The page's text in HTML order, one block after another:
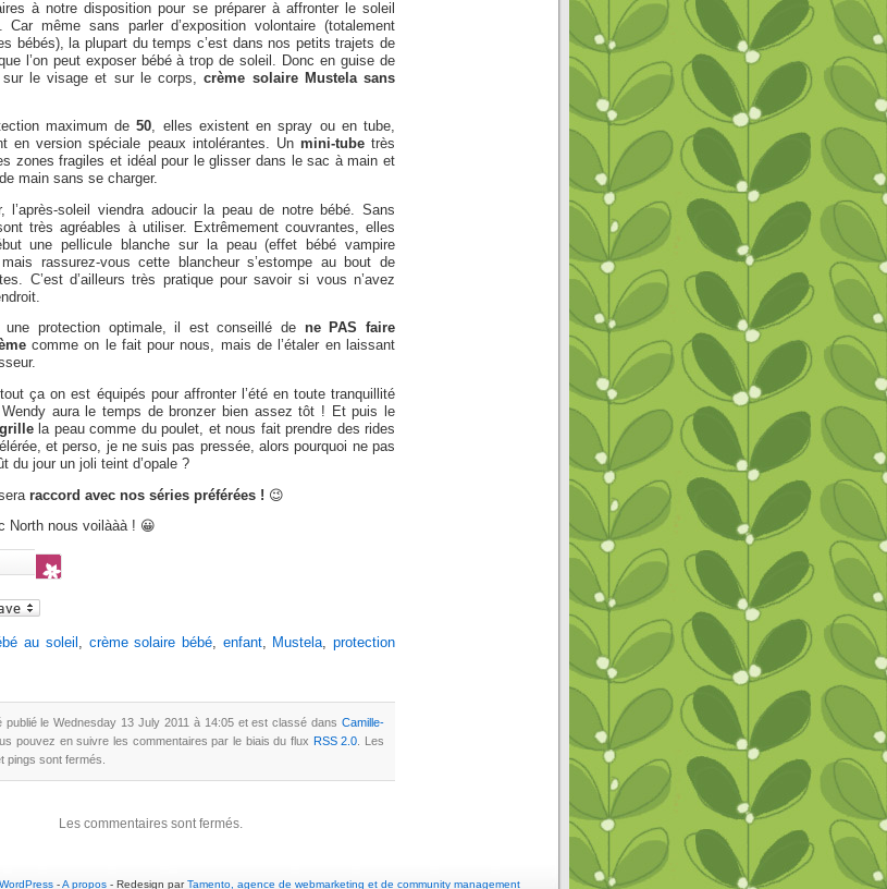
à notre disposition pour se préparer à affronter le soleil
même sans parler d’exposition volontaire (totalement
bébés), la plupart du temps c’est dans nos petits trajets de
l’on peut exposer bébé à trop de soleil. Donc en guise de
sur le visage et sur le corps,crème solaire Mustela sans
maximum de50, elles existent en spray ou en tube,
en version spéciale peaux intolérantes. Un mini-tubetrès
zones fragiles et idéal pour le glisser dans le sac à main et
main sans se charger.
l’après-soleil viendra adoucir la peau de notre bébé. Sans
très agréables à utiliser. Extrêmement couvrantes, elles
une pellicule blanche sur la peau (effet bébé vampire
rassurez-vous cette blancheur s’estompe au bout de
C’est d’ailleurs très pratique pour savoir si vous n’avez
une protection optimale, il est conseillé de ne PAS faire
comme on le fait pour nous, mais de l’étaler en laissant
ça on est équipés pour affronter l’été en toute tranquillité
aura le temps de bronzer bien assez tôt ! Et puis le
grille la peau comme du poulet, et nous fait prendre des rides
et perso, je ne suis pas pressée, alors pourquoi ne pas
du jour un joli teint d’opale ?
raccord avec nos séries préférées ! 😉
North nous voilààà ! 😀
au soleil crème solaire bébé, enfant, Mustela ,protection
publié le Wednesday 13 July 2011 à 14:05 et est classé dans Camille-
pouvez en suivre les commentaires par le biais du flux RSS 2.0 . Les
pings sont fermés.
Les commentaires sont fermés.
WordPress -A propos - Redesign parTamento, agence de webmarketing et de community management